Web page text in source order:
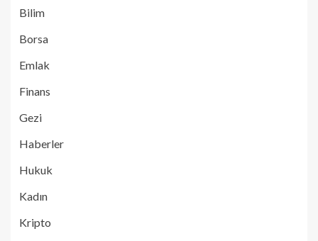
Bilim
Borsa
Emlak
Finans
Gezi
Haberler
Hukuk
Kadın
Kripto